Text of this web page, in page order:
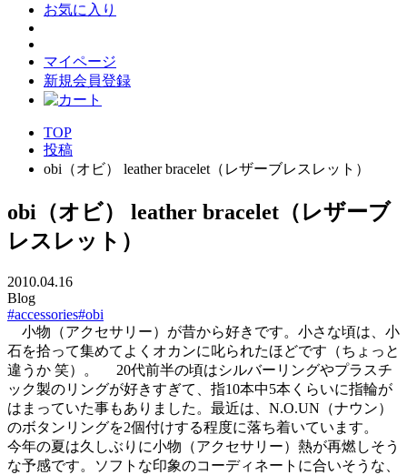
お気に入り
マイページ
新規会員登録
TOP
投稿
obi（オビ） leather bracelet（レザーブレスレット）
obi（オビ） leather bracelet（レザーブ
レスレット）
2010.04.16
Blog
#accessories#obi
小物（アクセサリー）が昔から好きです。小さな頃は、小
石を拾って集めてよくオカンに叱られたほどです（ちょっと
違うか 笑）。 20代前半の頃はシルバーリングやプラスチ
ック製のリングが好きすぎて、指10本中5本くらいに指輪が
はまっていた事もありました。最近は、N.O.UN（ナウン）
のボタンリングを2個付けする程度に落ち着いています。
今年の夏は久しぶりに小物（アクセサリー）熱が再燃しそう
な予感です。ソフトな印象のコーディネートに合いそうな、